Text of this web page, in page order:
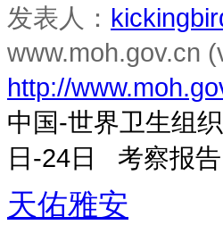
发表人：
www.moh.gov.cn
http://
中国-世界卫生组
日-24日 考察报
天佑雅安